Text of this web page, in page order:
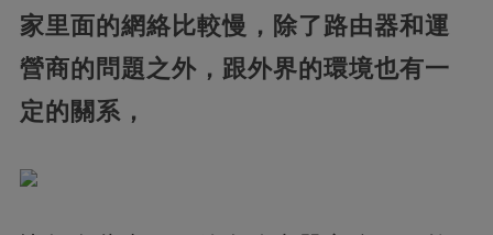
家里面的網絡比較慢，除了路由器和運
營商的問題之外，跟外界的環境也有一
定的關系，